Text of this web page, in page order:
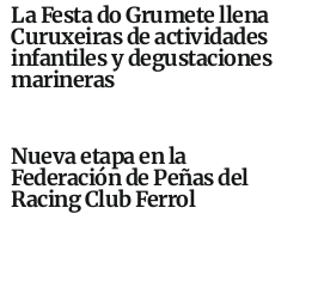
La Festa do Grumete llena
Curuxeiras de actividades
infantiles y degustaciones
marineras
Nueva etapa en la
Federación de Peñas del
Racing Club Ferrol